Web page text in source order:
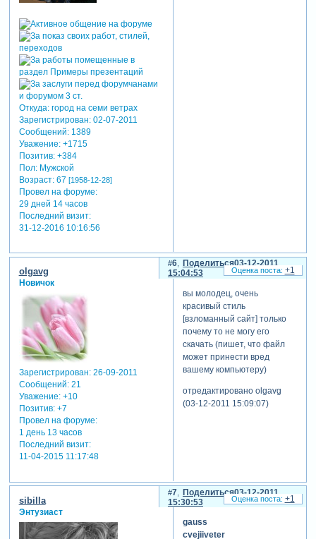
Откуда:город на семи ветрах
Зарегистрирован: 02-07-2011
Сообщений:1389
Уважение: +1715
Позитив: +384
Пол:Мужской
Возраст:67 [1958-12-28]
Провел на форуме:
29 дней 14 часов
Последний визит:
31-12-2016 10:16:56
Поделиться
6
03-12-2011
15:04:53
olgavg
Новичок
Зарегистрирован: 26-09-2011
Сообщений:21
Уважение: +10
Позитив: +7
Провел на форуме:
1 день 13 часов
Последний визит:
11-04-2015 11:17:48
вы молодец, очень
красивый стиль
[взломанный сайт] только
почему то не могу его
скачать (пишет, что файл
может принести вред
вашему компьютеру)
отредактировано olgavg
(03-12-2011 15:09:07)
+1
Поделиться
7
03-12-2011
15:30:53
sibilla
Энтузиаст
gauss
cvejiiveter
+1